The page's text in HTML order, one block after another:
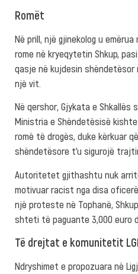
Romët
Në prill, një gjinekolog u
rome në kryeqytetin Shkup,
qasje në kujdesin shëndetësor
një vit.
Në qershor, Gjykata e Shkallës
Ministria e Shëndetësisë
romë të drogës, duke kërkuar
shëndetësore t’u sigurojë
Autoritetet gjithashtu nuk
motivuar racist nga disa
një proteste në Tophanë,
shteti të paguante 3,000 euro
Të drejtat e komunitetit
Ndryshimet e propozuara në